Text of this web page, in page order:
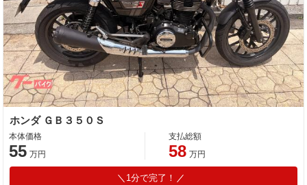
ホンダ ＧＢ３５０Ｓ
本体価格
55 万円
支払総額
58 万円
1分で完了！